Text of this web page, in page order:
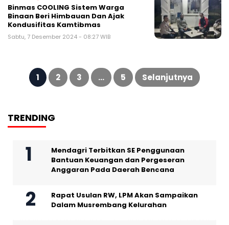
Binmas COOLING Sistem Warga
Binaan Beri Himbauan Dan Ajak
Kondusifitas Kamtibmas
Sabtu, 7 Desember 2024 - 08:27 WIB
Paginasi
pos
1 2 3 … 5 Selanjutnya
TRENDING
Mendagri Terbitkan SE Penggunaan
Bantuan Keuangan dan Pergeseran
Anggaran Pada Daerah Bencana
Rapat Usulan RW, LPM Akan Sampaikan
Dalam Musrembang Kelurahan